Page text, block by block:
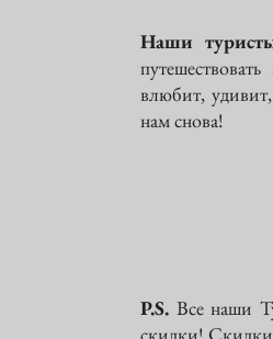
Наши
влюбит,
нам снова!
P.S. Все наши